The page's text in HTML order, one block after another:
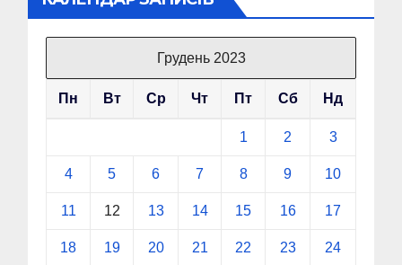
Грудень 2023
Пн Вт Ср Чт Пт Сб Нд
1 2 3
4 5 6 7 8 9 10
11 12 13 14 15 16 17
18 19 20 21 22 23 24